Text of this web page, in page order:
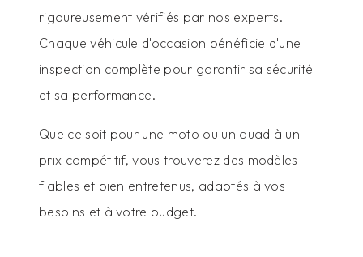
rigoureusement vérifiés par nos experts.
Chaque véhicule d'occasion bénéficie d'une
inspection complète pour garantir sa sécurité
et sa performance.
Que ce soit pour une moto ou un quad à un
prix compétitif, vous trouverez des modèles
fiables et bien entretenus, adaptés à vos
besoins et à votre budget.